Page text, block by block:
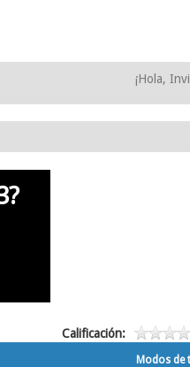
¡Hola,
Calificación:
Modos de